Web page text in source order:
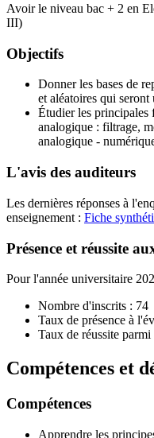
Avoir le niveau bac + 2 en
III)
Objectifs
Donner les bases de
et aléatoires qui
Étudier les principales
analogique : filtrage,
analogique -
L'avis des auditeurs
Les dernières réponses à
enseignement : Fiche
Présence et réussite
Pour l'année universitaire
Nombre d'inscrits : 74
Taux de présence à
Taux de réussite
Compétences et
Compétences
Apprendre les